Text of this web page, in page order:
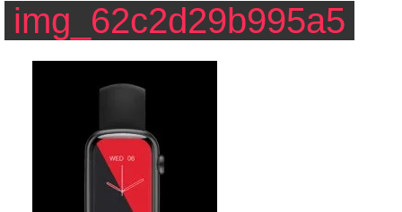
img_62c2d29b995a5